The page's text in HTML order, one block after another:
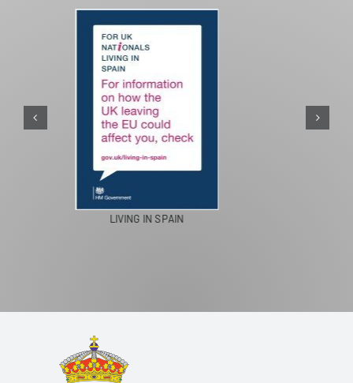
PASEOS EN CAMELLO